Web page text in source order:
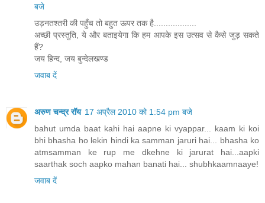
बजे
उड़नतश्तरी की पहुँच तो बहुत ऊपर तक है..................
अच्छी प्रस्तुति, ये और बताइयेगा कि हम आपके इस उत्सव से कैसे जुड़ सकते
हैं?
जय हिन्द, जय बुन्देलखण्ड
जवाब दें
अरुण चन्द्र रॉय 17 अप्रैल 2010 को 1:54 pm बजे
bahut umda baat kahi hai aapne ki vyappar... kaam ki koi
bhi bhasha ho lekin hindi ka samman jaruri hai... bhasha ko
atmsamman ke rup me dkehne ki jarurat hai...aapki
saarthak soch aapko mahan banati hai... shubhkaamnaaye!
जवाब दें